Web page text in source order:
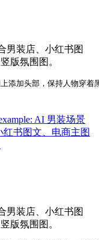
男装店、小红书图
版氛围图。
添加头部，保持人物穿
男装店、小红书图
版氛围图。